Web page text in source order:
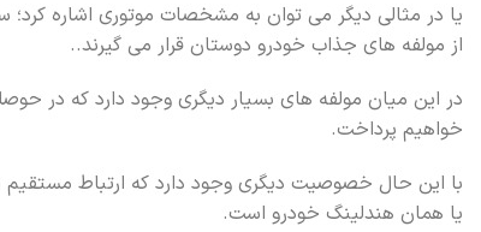
یا در مثالی دیگر می توان به مشخصات موتوری اشاره
از مولفه های جذاب خودرو دوستان قرار می گیرند..
در این میان مولفه های بسیار دیگری وجود دارد که در
خواهیم پرداخت.
با این حال خصوصیت دیگری وجود دارد که ارتباط
یا همان هندلینگ خودرو است.